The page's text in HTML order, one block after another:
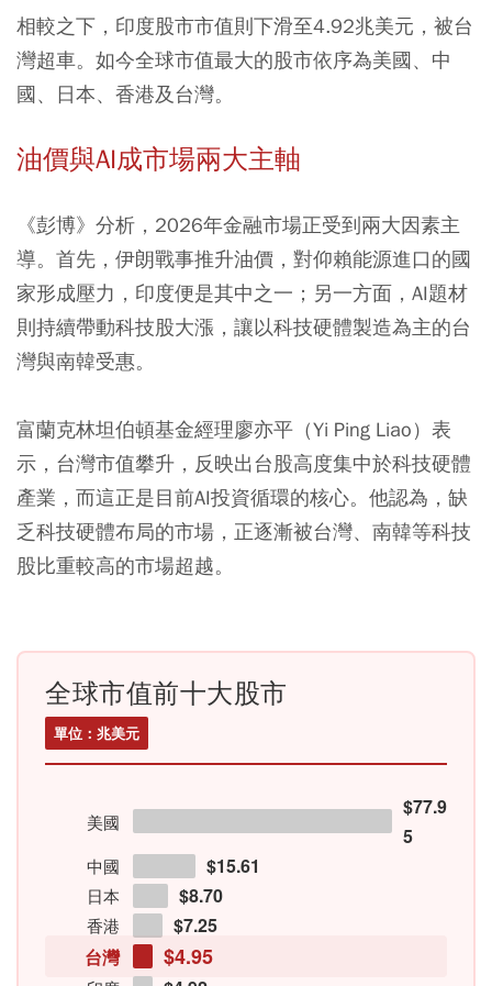
相較之下，印度股市市值則下滑至4.92兆美元，被台
灣超車。如今全球市值最大的股市依序為美國、中
國、日本、香港及台灣。
油價與AI成市場兩大主軸
《彭博》分析，2026年金融市場正受到兩大因素主
導。首先，伊朗戰事推升油價，對仰賴能源進口的國
家形成壓力，印度便是其中之一；另一方面，AI題材
則持續帶動科技股大漲，讓以科技硬體製造為主的台
灣與南韓受惠。
富蘭克林坦伯頓基金經理廖亦平（Yi Ping Liao）表
示，台灣市值攀升，反映出台股高度集中於科技硬體
產業，而這正是目前AI投資循環的核心。他認為，缺
乏科技硬體布局的市場，正逐漸被台灣、南韓等科技
股比重較高的市場超越。
全球市值前十大股市
單位：兆美元
美國
$77.9
5
中國 $15.61
日本 $8.70
香港
$7.25
台灣
$4.95